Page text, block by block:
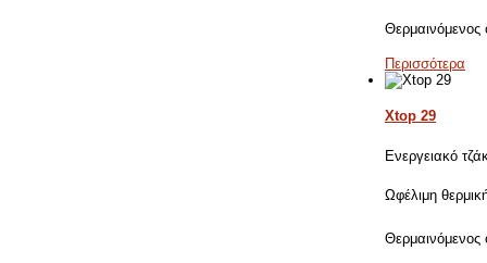
Περισσότερα
Xtop 29
Ενεργειακό
Ωφέλιμη